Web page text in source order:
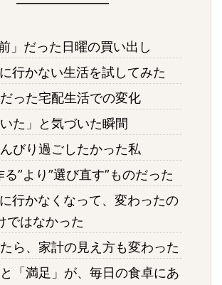
」だった日曜の買い出し
行かない生活を試してみた
った宅配生活での変化
た」と気づいた瞬間
びり過ごしたかった私
る”より”選び直す”ものだった
行かなくなって、変わったの
ではなかった
ら、家計の見え方も変わった
「満足」が、毎日の食卓にあ